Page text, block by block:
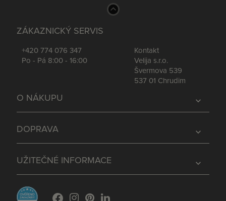
ZÁKAZNICKÝ SERVIS
+420 774 076 347
Po - Pá 8:00 - 16:00
Kontakt
Velija s.r.o.
Švermova 539
537 01 Chrudim
expand_more
O NÁKUPU
expand_more
DOPRAVA
expand_more
UŽITEČNÉ INFORMACE